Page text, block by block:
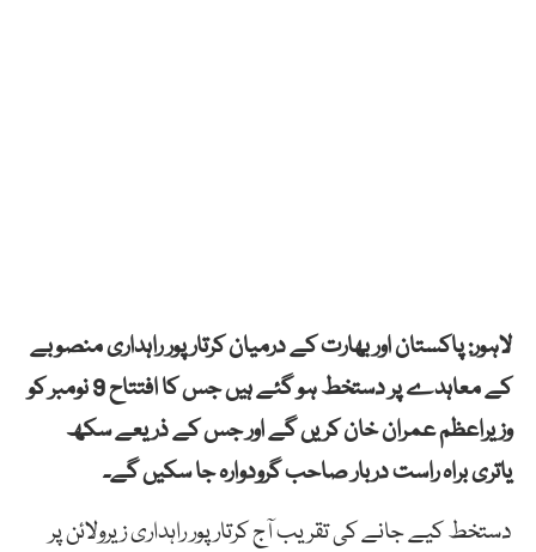
لاہور:پاکستان اور بھارت کے درمیان کرتار پور راہداری منصوبے
کے معاہدے پر دستخط ہو گئے ہیں جس کا افتتاح 9 نومبر کو
وزیراعظم عمران خان کریں گے اور جس کے ذریعے سکھ
یاتری براہ راست دربار صاحب گرودوارہ جا سکیں گے۔
دستخط کیے جانے کی تقریب آج کرتارپور راہداری زیرولائن پر